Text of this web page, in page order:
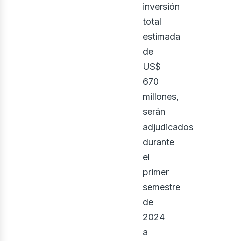
inversión
total
estimada
de
US$
670
millones,
serán
adjudicados
durante
el
primer
semestre
de
2024
a